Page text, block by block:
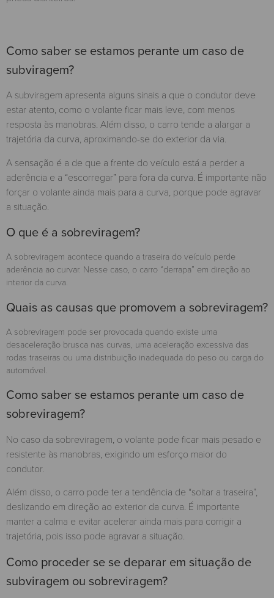
Como saber se estamos perante um caso de
subviragem?
A subviragem apresenta alguns sinais a que o condutor deve
estar atento, como o volante ficar mais leve, com menos
resposta às manobras. Além disso, o carro tende a alargar a
trajetória da curva, aproximando-se do exterior da via.
A sensação é a de que a frente do veículo está a perder a
aderência e a “escorregar” para fora da curva. É importante não
forçar o volante ainda mais para a curva, porque pode agravar
a situação.
O que é a sobreviragem?
A sobreviragem acontece quando a traseira do veículo perde
aderência ao curvar. Nesse caso, o carro “derrapa” em direção ao
interior da curva.
Quais as causas que promovem a sobreviragem?
A sobreviragem pode ser provocada quando existe uma
desaceleração brusca nas curvas, uma aceleração excessiva das
rodas traseiras ou uma distribuição inadequada do peso ou carga do
automóvel.
Como saber se estamos perante um caso de
sobreviragem?
No caso da sobreviragem, o volante pode ficar mais pesado e
resistente às manobras, exigindo um esforço maior do
condutor.
Além disso, o carro pode ter a tendência de “soltar a traseira”,
deslizando em direção ao exterior da curva. É importante
manter a calma e evitar acelerar ainda mais para corrigir a
trajetória, pois isso pode agravar a situação.
Como proceder se se deparar em situação de
subviragem ou sobreviragem?